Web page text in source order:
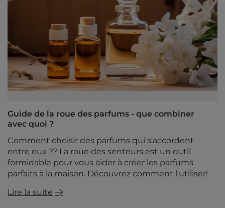
Guide de la roue des parfums - que combiner
avec quoi ?
Comment choisir des parfums qui s'accordent
entre eux ?? La roue des senteurs est un outil
formidable pour vous aider à créer les parfums
parfaits à la maison. Découvrez comment l'utiliser!
Lire la suite